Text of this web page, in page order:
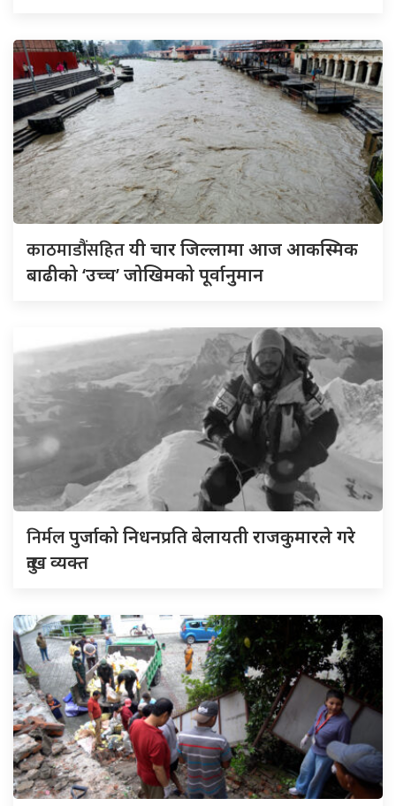
काठमाडौंसहितयी चार जिल्लामा आज आकस्मिक
बाढीको ‘उच्च’ जोखिमको पूर्वानुमान
निर्मलपुर्जाको निधनप्रति बेलायती राजकुमारले गरे
दुःख व्यक्त